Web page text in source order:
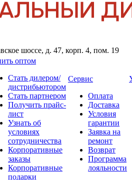
шоссе, д. 47, корп. 4, пом. 19
оптом
Стать дилером/
дистрибьютором
Стать партнером
Получить прайс-
лист
Узнать об
условиях
сотрудничества
Корпоративные
заказы
Корпоративные
подарки
Сервис
Оплата
Доставка
Условия
гарантии
Заявка на
ремонт
Возврат
Программа
лояльности